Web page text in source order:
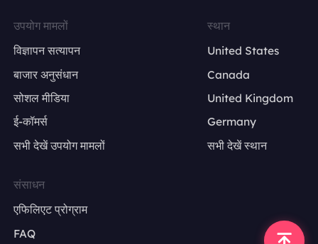
उपयोग मामलों
विज्ञापन सत्यापन
बाजार अनुसंधान
सोशल मीडिया
ई-कॉमर्स
सभी देखें उपयोग मामलों
स्थान
United States
Canada
United Kingdom
Germany
सभी देखें स्थान
संसाधन
एफिलिएट प्रोग्राम
FAQ